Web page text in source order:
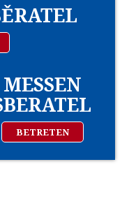
MESSEN
BETRETEN